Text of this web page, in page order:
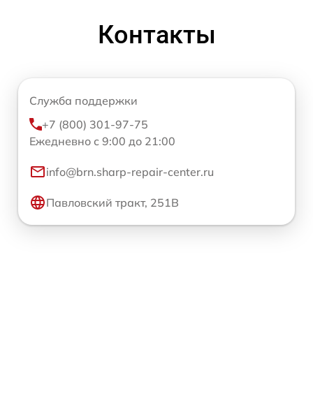
Контакты
Служба поддержки
+7 (800) 301-97-75
Ежедневно с 9:00 до 21:00
info@brn.sharp-repair-center.ru
Павловский тракт, 251В